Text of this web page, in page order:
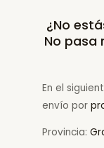
¿No
No pasa
En el
envío por
Provincia: